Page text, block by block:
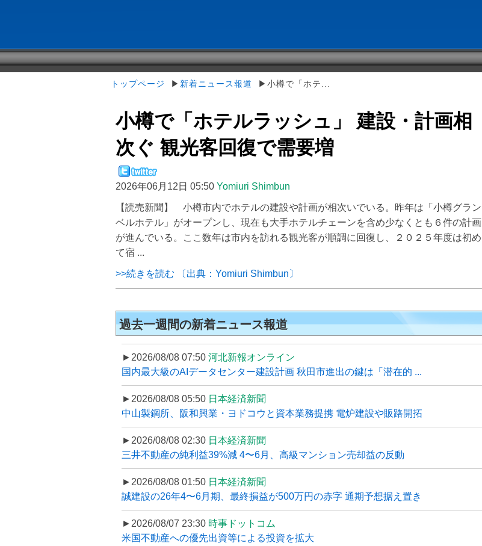
トップページ ▶ 新着ニュース報道 ▶小樽で「ホテ...
小樽で「ホテルラッシュ」 建設・計画相
次ぐ 観光客回復で需要増
2026年06月12日 05:50 Yomiuri Shimbun
【読売新聞】 小樽市内でホテルの建設や計画が相次いでいる。昨年は「小樽グラン
ベルホテル」がオープンし、現在も大手ホテルチェーンを含め少なくとも６件の計画
が進んでいる。ここ数年は市内を訪れる観光客が順調に回復し、２０２５年度は初め
て宿 ...
>>続きを読む 〔出典：Yomiuri Shimbun〕
過去一週間の新着ニュース報道
►2026/08/08 07:50 河北新報オンライン
国内最大級のAIデータセンター建設計画 秋田市進出の鍵は「潜在的 ...
►2026/08/08 05:50 日本経済新聞
中山製鋼所、阪和興業・ヨドコウと資本業務提携 電炉建設や販路開拓
►2026/08/08 02:30 日本経済新聞
三井不動産の純利益39%減 4〜6月、高級マンション売却益の反動
►2026/08/08 01:50 日本経済新聞
誠建設の26年4〜6月期、最終損益が500万円の赤字 通期予想据え置き
►2026/08/07 23:30 時事ドットコム
米国不動産への優先出資等による投資を拡大